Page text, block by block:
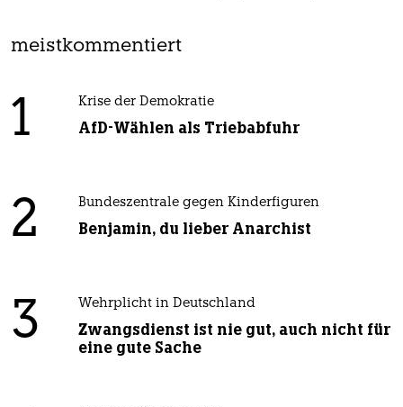
meistkommentiert
1 Krise der Demokratie
AfD-Wählen als Triebabfuhr
2 Bundeszentrale gegen Kinderfiguren
Benjamin, du lieber Anarchist
3 Wehrplicht in Deutschland
Zwangsdienst ist nie gut, auch nicht für
eine gute Sache